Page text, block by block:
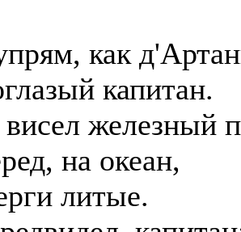
как
капитан.
железный
на океан,
литые.